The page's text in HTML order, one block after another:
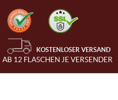
KOSTENLOSER VERSAND
AB 12 FLASCHEN JE VERSENDER